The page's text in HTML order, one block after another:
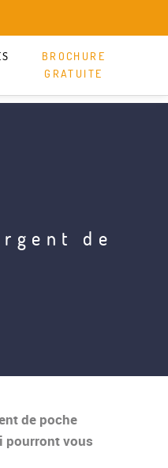
BROCHURE
GRATUITE
de
de poche
pourront vous